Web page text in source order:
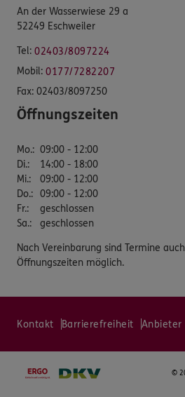
An der Wasserwiese 29 a
52249 Eschweiler
Tel: 02403/8097224
Mobil: 0177/7282207
Fax: 02403/8097250
Öffnungszeiten
Mo.: 09:00 - 12:00
Di.:
14:00 - 18:00
Mi.:
09:00 - 12:00
Do.: 09:00 - 12:00
Fr.:
geschlossen
Sa.: geschlossen
Nach Vereinbarung sind Termine
Öffnungszeiten möglich.
Kontakt Barrierefreiheit Anbieter
©